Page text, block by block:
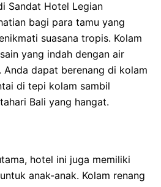
Sandat Hotel Legian
bagi para tamu yang
suasana tropis. Kolam
yang indah dengan air
Anda dapat berenang di kolam
di tepi kolam sambil
Bali yang hangat.
hotel ini juga memiliki
anak-anak. Kolam renang